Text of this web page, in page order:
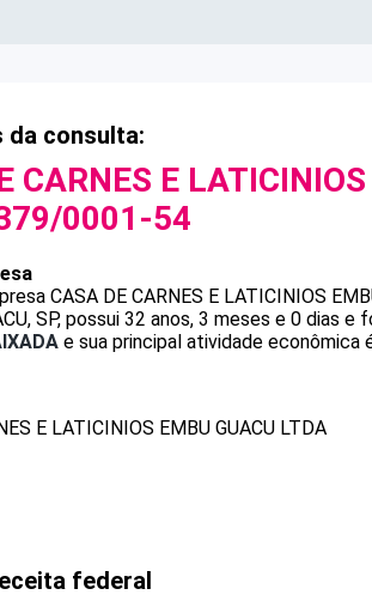
da consulta:
CARNES E
0001-54
CASA DE CARNES E LATICINIOS
SP, possui 32 anos, 3 meses e 0 dias
e sua principal atividade econômica
E LATICINIOS EMBU GUACU LTDA
federal